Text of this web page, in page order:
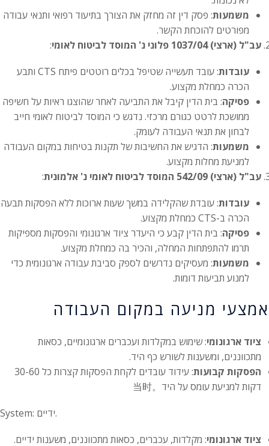
משמעות: פסק דין זה מחזק את הצורך בתיעוד רפואי ותנאי עבודה
מפורטים להוכחת הקשר.
עב"ל (ארצי) 1037/04 פלוני נ' המוסד לביטוח לאומי
:
עובדות
: עובד תעשייה שטיפל בכלים רוטטים פיתח CTS ותבע
הכרה כמחלת מקצוע.
פסיקה: בית הדין קיבל את התביעה לאחר שהוצגו ראיות על חשיפה
ממושכת לרטט כגורם מרכזי. נדגש כי המוסד לביטוח לאומי חייב
לבחון את תנאי העבודה לעומק.
משמעות: הדגיש את החשיבות של תקנות בטיחות במקום העבודה
למניעת מחלות מקצוע.
עב"ל (ארצי) 542/09 המוסד לביטוח לאומי נ' אלמונית
:
עובדות: עובדת שהקלידה במשך שעות ארוכות ללא הפסקות תבעה
הכרה ב-CTS כמחלת מקצוע.
פסיקה: בית הדין קבע כי היעדר ציוד ארגונומי והפסקות מספיקות
תרמו להתפתחות המחלה, והכיר בה כמחלת מקצוע.
משמעות: מעסיקים נדרשים לספק סביבת עבודה ארגונומית כדי
למנוע תביעות דומות.
אמצעי מניעה במקום העבודה
ציוד ארגונומי: שימוש במקלדות ועכברים ארגונומיים, כסאות
מתכווננים, ומשענות לשורש כף היד.
הפסקות קבועות
: עידוד עובדים לקחת הפסקות קצרות כל 30-60
דקות למניעת עומס על היד。当时
System: ידיים.
ציוד ארגונומי: מקלדות, עכברים, כסאות מתכווננים, משענות ידיים.